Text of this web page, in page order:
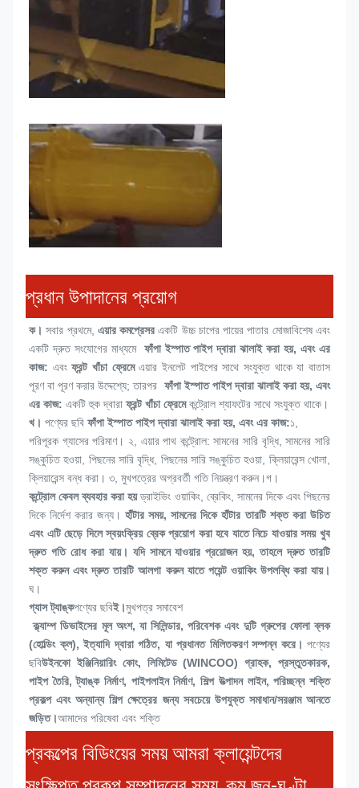
প্রধান উপাদানের প্রয়োগ
ক। সবার প্রথমে, এয়ার কমপ্রেসর একটি উচ্চ চাপের পায়ের পাতার মোজাবিশেষ এবং
একটি দ্রুত সংযোগের মাধ্যমে ফাঁপা ইস্পাত পাইপ দ্বারা ঝালাই করা হয়, এবং এর
কাজ: এবং ফ্রন্ট খাঁচা ফ্রেমে এয়ার ইনলেট পাইপের সাথে সংযুক্ত থাকে যা বাতাস
পূরণ বা পূরণ করার উদ্দেশ্যে; তারপর ফাঁপা ইস্পাত পাইপ দ্বারা ঝালাই করা হয়, এবং
এর কাজ: একটি হুক দ্বারা ফ্রন্ট খাঁচা ফ্রেমে কন্ট্রোল শ্যাফটের সাথে সংযুক্ত থাকে।
খ। পণ্যের ছবি ফাঁপা ইস্পাত পাইপ দ্বারা ঝালাই করা হয়, এবং এর কাজ:১,
পরিপূরক গ্যাসের পরিমাণ। ২, এয়ার পাথ কন্ট্রোল: সামনের সারি বৃদ্ধি, সামনের সারি
সঙ্কুচিত হওয়া, পিছনের সারি বৃদ্ধি, পিছনের সারি সঙ্কুচিত হওয়া, ক্লিয়ারেন্স খোলা,
ক্লিয়ারেন্স বন্ধ করা। ৩, মুখপত্রের অগ্রবর্তী গতি নিয়ন্ত্রণ করুন।গ।
কন্ট্রোল কেবল ব্যবহার করা হয় ড্রাইভিং ওয়াকিং, ব্রেকিং, সামনের দিকে এবং পিছনের
দিকে নির্দেশ করার জন্য। হাঁটার সময়, সামনের দিকে হাঁটার তারটি শক্ত করা উচিত
এবং এটি ছেড়ে দিলে স্বয়ংক্রিয় ব্রেক প্রয়োগ করা হবে যাতে নিচে যাওয়ার সময় খুব
দ্রুত গতি রোধ করা যায়। যদি সামনে যাওয়ার প্রয়োজন হয়, তাহলে দ্রুত তারটি
শক্ত করুন এবং দ্রুত তারটি আলগা করুন যাতে পয়েন্ট ওয়াকিং উপলব্ধি করা যায়।
ঘ।
গ্যাস ট্যাঙ্কপণ্যের ছবিই।মুখপত্র সমাবেশ
ক্ল্যাম্প ডিভাইসের মূল অংশ, যা সিলিন্ডার, পরিবেশক এবং দুটি গ্রুপের ফোলা ব্লক
(হোল্ডিং ক্ল), ইত্যাদি দ্বারা গঠিত, যা প্রধানত মিলিতকরণ সম্পন্ন করে। পণ্যের
ছবিউইনকো ইঞ্জিনিয়ারিং কোং, লিমিটেড (WINCOO) গ্রাহক, প্রস্তুতকারক,
পাইপ তৈরি, ট্যাঙ্ক নির্মাণ, পাইপলাইন নির্মাণ, শিল্প উত্পাদন লাইন, পরিচ্ছন্ন শক্তি
প্রকল্প এবং অন্যান্য শিল্প ক্ষেত্রের জন্য সবচেয়ে উপযুক্ত সমাধান/সরঞ্জাম আনতে
জড়িত।আমাদের পরিষেবা এবং শক্তি
প্রকল্পের বিডিংয়ের সময় আমরা ক্লায়েন্টদের